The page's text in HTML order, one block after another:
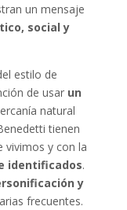
un mensaje
social y
estilo de
de usar un
natural
tienen
vivimos y con la
identificados.
y
frecuentes.